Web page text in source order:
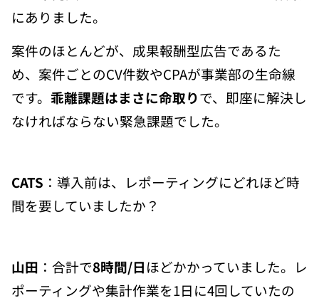
にありました。
案件のほとんどが、成果報酬型広告であるた
め、案件ごとのCV件数やCPAが事業部の生命線
です。 乖離課題はまさに命取りで、即座に解決し
なければならない緊急課題でした。
CATS ：導入前は、レポーティングにどれほど時
間を要していましたか？
山田 ：合計で8時間/日ほどかかっていました。レ
ポーティングや集計作業を1日に4回していたの